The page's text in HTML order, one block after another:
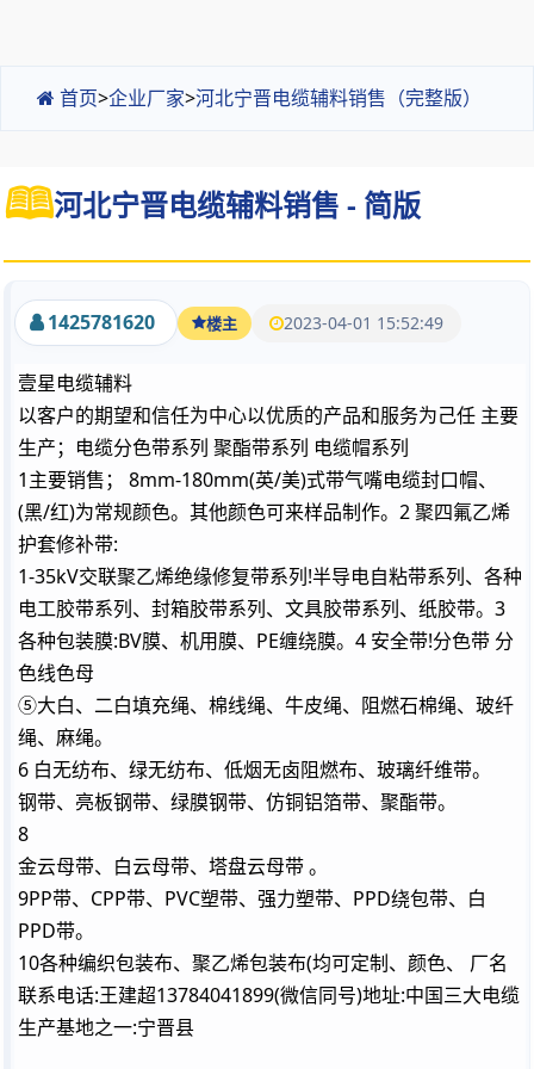
首页>企业厂家>河北宁晋电缆辅料销售（完整版）
河北宁晋电缆辅料销售 - 简版
1425781620 楼主 2023-04-01 15:52:49
壹星电缆辅料
以客户的期望和信任为中心以优质的产品和服务为己任 主要
生产；电缆分色带系列 聚酯带系列 电缆帽系列
1主要销售； 8mm-180mm(英/美)式带气嘴电缆封口帽、
(黑/红)为常规颜色。其他颜色可来样品制作。2 聚四氟乙烯
护套修补带:
1-35kV交联聚乙烯绝缘修复带系列!半导电自粘带系列、各种
电工胶带系列、封箱胶带系列、文具胶带系列、纸胶带。3
各种包装膜:BV膜、机用膜、PE缠绕膜。4 安全带!分色带 分
色线色母
⑤大白、二白填充绳、棉线绳、牛皮绳、阻燃石棉绳、玻纤
绳、麻绳。
6 白无纺布、绿无纺布、低烟无卤阻燃布、玻璃纤维带。
钢带、亮板钢带、绿膜钢带、仿铜铝箔带、聚酯带。
8
金云母带、白云母带、塔盘云母带 。
9PP带、CPP带、PVC塑带、强力塑带、PPD绕包带、白
PPD带。
10各种编织包装布、聚乙烯包装布(均可定制、颜色、 厂名
联系电话:王建超13784041899(微信同号)地址:中国三大电缆
生产基地之一:宁晋县